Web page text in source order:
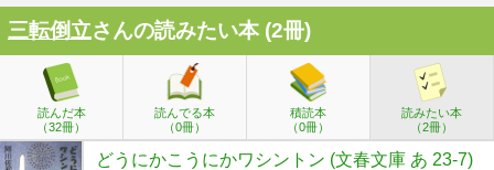
三転倒立さんの読みたい本 (2冊)
読んだ本
（32冊）
読んでる本
（0冊）
積読本
（0冊）
読みたい本
（2冊）
どうにかこうにかワシントン (文春文庫 あ 23-7)